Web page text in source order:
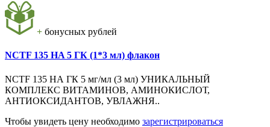
+ бонусных рублей
NCTF 135 HA 5 ГК (1*3 мл) флакон
NCTF 135 НА ГК 5 мг/мл (3 мл) УНИКАЛЬНЫЙ
КОМПЛЕКС ВИТАМИНОВ, АМИНОКИСЛОТ,
АНТИОКСИДАНТОВ, УВЛАЖНЯ..
Чтобы увидеть цену необходимо зарегистрироваться